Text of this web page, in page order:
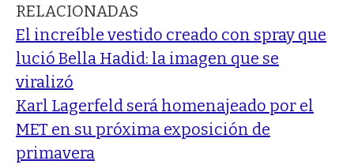
RELACIONADAS
El increíble vestido creado con spray que
lució Bella Hadid: la imagen que se
viralizó
Karl Lagerfeld será homenajeado por el
MET en su próxima exposición de
primavera